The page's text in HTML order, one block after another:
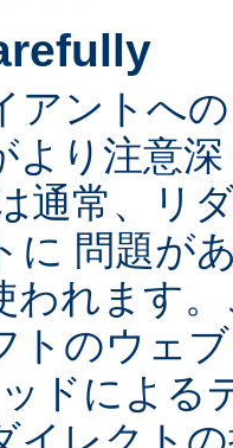
アントへ
より注意
通常、リ
に 問題が
われます
トのウェ
ドによる